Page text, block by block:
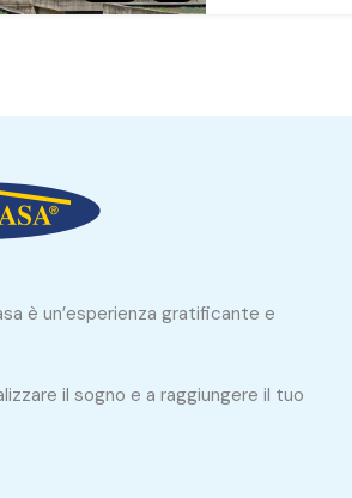
è un’esperienza gratificante e
il sogno e a raggiungere il tuo